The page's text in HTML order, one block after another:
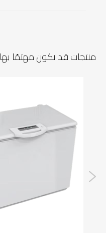
منتجات قد تكون مهتمًا بها